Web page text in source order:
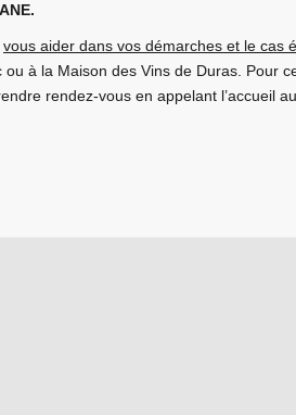
vous aider dans vos démarches et le cas
à la Maison des Vins de Duras. Pour
rendez-vous en appelant l’accueil